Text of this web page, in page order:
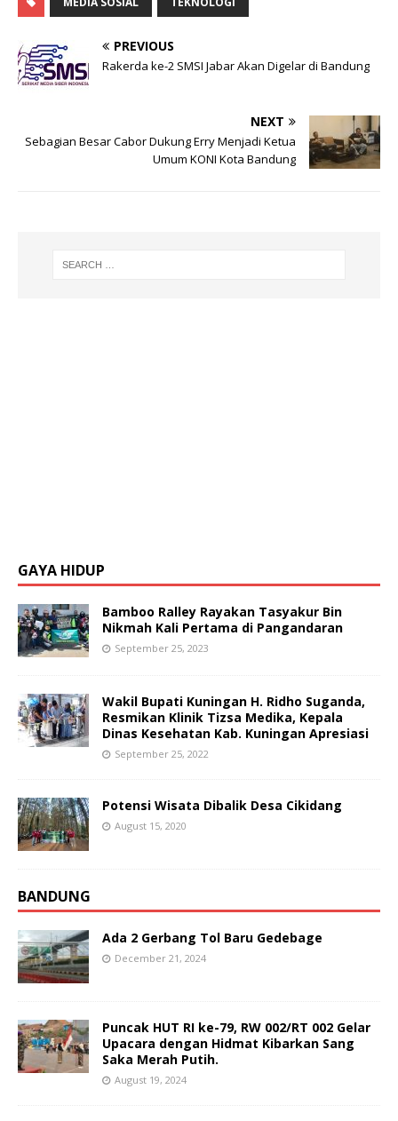
p
p
ra
m
b
o
PREVIOUS
Rakerda ke-2 SMSI Jabar Akan Digelar di Bandung
NEXT
Sebagian Besar Cabor Dukung Erry Menjadi Ketua
Umum KONI Kota Bandung
GAYA HIDUP
Bamboo Ralley Rayakan Tasyakur Bin
Nikmah Kali Pertama di Pangandaran
September 25, 2023
Wakil Bupati Kuningan H. Ridho Suganda,
Resmikan Klinik Tizsa Medika, Kepala
Dinas Kesehatan Kab. Kuningan Apresiasi
September 25, 2022
Potensi Wisata Dibalik Desa Cikidang
August 15, 2020
BANDUNG
Ada 2 Gerbang Tol Baru Gedebage
December 21, 2024
Puncak HUT RI ke-79, RW 002/RT 002 Gelar
Upacara dengan Hidmat Kibarkan Sang
Saka Merah Putih.
August 19, 2024